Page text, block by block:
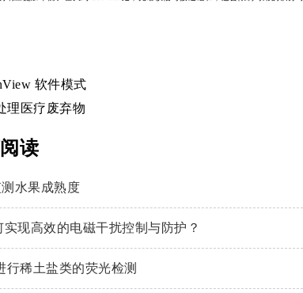
软件模式
理医疗废弃物
读
水果成熟度
现高效的电磁干扰控制与防护？
行稀土盐类的荧光检测